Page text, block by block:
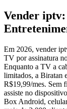
Vender iptv:
Em 2026, vender
TV por assinatura
Enquanto a TV a
limitados, a Biratan
R$19,99/mes. Sem
assiste no
Box Android,